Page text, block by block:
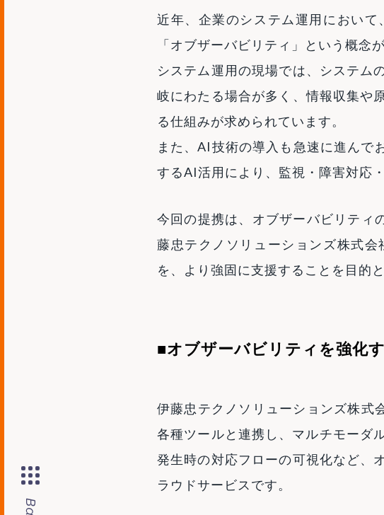
近年、企業のシステム運用におい
「オブザーバビリティ」という概念
システム運用の現場では、システム
岐にわたる場合が多く、情報収集や
る仕組みが求められています。
また、AI技術の導入も急速に進ん
するAI活用により、監視・障害対応
今回の提携は、オブザーバビリティ
藤忠テクノソリューションズ株式
を、より強固に支援することを目的
■オブザーバビリティを強化
伊藤忠テクノソリューションズ株式
各種ツールと連携し、マルチモーダ
発生時の対応フローの可視化など、
ラウドサービスです。